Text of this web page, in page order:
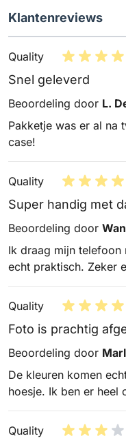
Klantenreviews
Quality
Snel geleverd
Beoordeling door L.
Pakketje was er al na
case!
Quality
Super handig met
Beoordeling door
Ik draag mijn telefoon
echt praktisch. Zeker
Quality
Foto is prachtig
Beoordeling door
De kleuren komen
hoesje. Ik ben er heel
Quality